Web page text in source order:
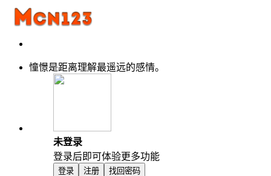
憧憬是距离理解最遥远的感情。
未登录
登录后即可体验更多功能
登录 注册 找回密码